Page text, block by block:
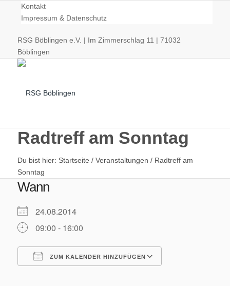
Kontakt
Impressum & Datenschutz
RSG Böblingen e.V. | Im Zimmerschlag 11 | 71032
Böblingen
Radsport
Radtreff am Sonntag
Du bist hier: Startseite / Veranstaltungen / Radtreff am
Sonntag
Wann
24.08.2014
09:00 - 16:00
ZUM KALENDER HINZUFÜGEN